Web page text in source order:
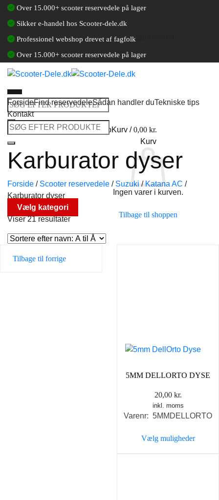
Fortsæt
indhold
Over 15.000+ scooter reservedele på lager
Sikker e-handel hos Scooter-dele.dk
Professionel webshop drevet af fagfolk
Over 15.000+ scooter reservedele på lager
Søg
efter:
Log ind / Opret en kundekontoKurv /0,00 kr.
Kurv
Ingen varer i kurven.
Tilbage til shoppen
ForsideFind reservedeleSådan handler duTekniske tips
Kontakt
Søg
efter:
Karburator dyser
Forside / Scooter reservedele / Suzuki / Katana AC /
Karburator dyser
Vælg kategori
Viser 21 resultater
Tilbage til forrige
5MM DELLORTO DYSE
20,00 kr.
inkl. moms
Varenr: 5MMDELLORTO
Vælg muligheder